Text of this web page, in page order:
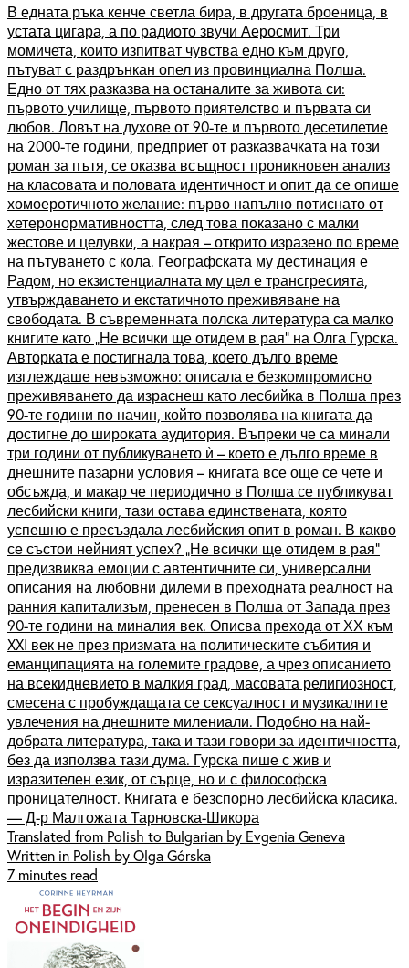
В едната ръка кенче светла бира, в другата броеница, в
устата цигара, а по радиото звучи Аеросмит. Три
момичета, които изпитват чувства едно към друго,
пътуват с раздрънкан опел из провинциална Полша.
Едно от тях разказва на останалите за живота си:
първото училище, първото приятелство и първата си
любов. Ловът на духове от 90-те и първото десетилетие
на 2000-те години, предприет от разказвачката на този
роман за пътя, се оказва всъщност проникновен анализ
на класовата и половата идентичност и опит да се опише
хомоеротичното желание: първо напълно потиснато от
хетеронормативността, след това показано с малки
жестове и целувки, а накрая – открито изразено по време
на пътуването с кола. Географската му дестинация е
Радом, но екзистенциалната му цел е трансгресията,
утвърждаването и екстатичното преживяване на
свободата. В съвременната полска литература са малко
книгите като „Не всички ще отидем в рая“ на Олга Гурска.
Авторката е постигнала това, което дълго време
изглеждаше невъзможно: описала е безкомпромисно
преживяването да израснеш като лесбийка в Полша през
90-те години по начин, който позволява на книгата да
достигне до широката аудитория. Въпреки че са минали
три години от публикуването ѝ – което е дълго време в
днешните пазарни условия – книгата все още се чете и
обсъжда, и макар че периодично в Полша се публикуват
лесбийски книги, тази остава единствената, която
успешно е пресъздала лесбийския опит в роман. В какво
се състои нейният успех? „Не всички ще отидем в рая“
предизвиква емоции с автентичните си, универсални
описания на любовни дилеми в преходната реалност на
ранния капитализъм, пренесен в Полша от Запада през
90-те години на миналия век. Описва прехода от ХХ към
XXI век не през призмата на политическите събития и
еманципацията на големите градове, а чрез описанието
на всекидневието в малкия град, масовата религиозност,
смесена с пробуждащата се сексуалност и музикалните
увлечения на днешните милениали. Подобно на най-
добрата литература, така и тази говори за идентичността,
без да използва тази дума. Гурска пише с жив и
изразителен език, от сърце, но и с философска
проницателност. Книгата е безспорно лесбийска класика.
— Д-р Малгожата Тарновска-Шикора
Translated from Polish to Bulgarian by Evgenia Geneva
Written in Polish by Olga Górska
7 minutes read